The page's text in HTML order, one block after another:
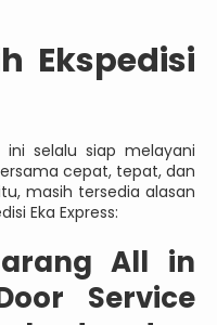
Ekspedisi
selalu siap melayani
cepat, tepat, dan
masih tersedia alasan
Eka Express:
All in
Service